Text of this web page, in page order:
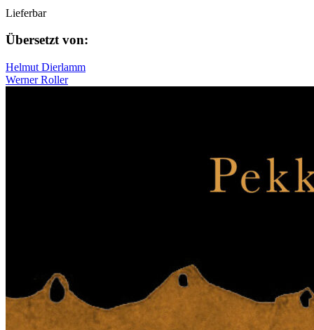
Lieferbar
Übersetzt von:
Helmut Dierlamm
Werner Roller